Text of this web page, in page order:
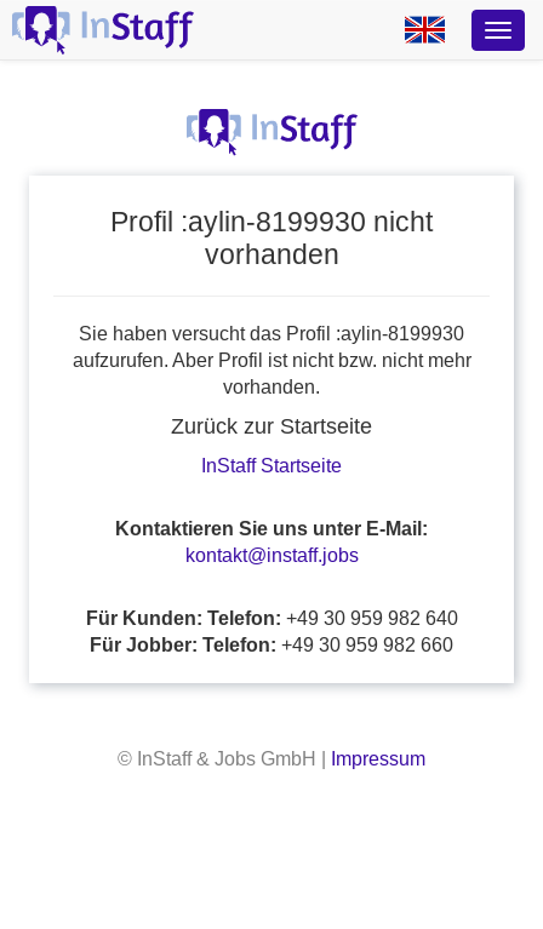
Profil :aylin-8199930 nicht
vorhanden
Sie haben versucht das Profil :aylin-8199930
aufzurufen. Aber Profil ist nicht bzw. nicht mehr
vorhanden.
Zurück zur Startseite
InStaff Startseite
Kontaktieren Sie uns unter E-Mail:
kontakt@instaff.jobs
Für Kunden: Telefon: +49 30 959 982 640
Für Jobber: Telefon: +49 30 959 982 660
© InStaff & Jobs GmbH | Impressum